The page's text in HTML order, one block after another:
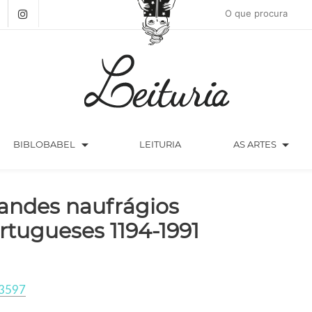
BIBLOBABEL arrow_drop_down LEITURIA AS ARTES arrow_drop_down
naufrágios
1194-1991